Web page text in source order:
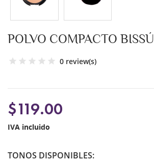
POLVO COMPACTO BISSÚ
0 review(s)
$119.00
IVA incluido
TONOS DISPONIBLES: